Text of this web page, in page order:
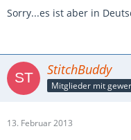
Sorry...es ist aber in
StitchBuddy
13. Februar 2013